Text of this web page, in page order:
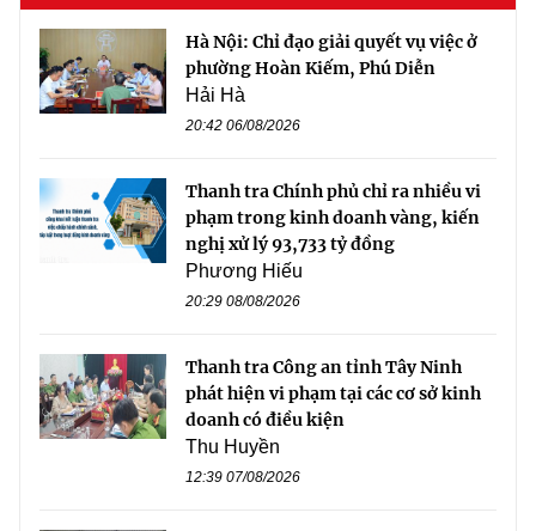
Hà Nội: Chỉ đạo giải quyết vụ việc ở
phường Hoàn Kiếm, Phú Diễn
Hải Hà
20:42 06/08/2026
Thanh tra Chính phủ chỉ ra nhiều vi
phạm trong kinh doanh vàng, kiến
nghị xử lý 93,733 tỷ đồng
Phương Hiếu
20:29 08/08/2026
Thanh tra Công an tỉnh Tây Ninh
phát hiện vi phạm tại các cơ sở kinh
doanh có điều kiện
Thu Huyền
12:39 07/08/2026